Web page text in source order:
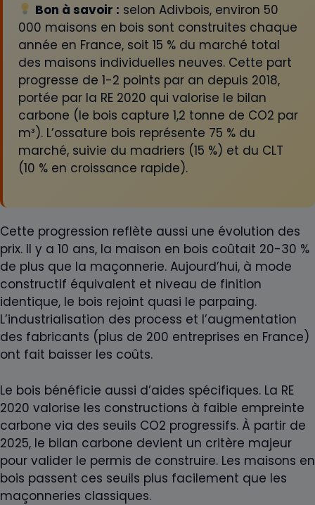
Bon à savoir : selon Adivbois, environ 50
000 maisons en bois sont construites chaque
année en France, soit 15 % du marché total
des maisons individuelles neuves. Cette part
progresse de 1-2 points par an depuis 2018,
portée par la RE 2020 qui valorise le bilan
carbone (le bois capture 1,2 tonne de CO2 par
m³). L’ossature bois représente 75 % du
marché, suivie du madriers (15 %) et du CLT
(10 % en croissance rapide).
Cette progression reflète aussi une évolution des
prix. Il y a 10 ans, la maison en bois coûtait 20-30 %
de plus que la maçonnerie. Aujourd’hui, à mode
constructif équivalent et niveau de finition
identique, le bois rejoint quasi le parpaing.
L’industrialisation des process et l’augmentation
des fabricants (plus de 200 entreprises en France)
ont fait baisser les coûts.
Le bois bénéficie aussi d’aides spécifiques. La RE
2020 valorise les constructions à faible empreinte
carbone via des seuils CO2 progressifs. À partir de
2025, le bilan carbone devient un critère majeur
pour valider le permis de construire. Les maisons en
bois passent ces seuils plus facilement que les
maçonneries classiques.